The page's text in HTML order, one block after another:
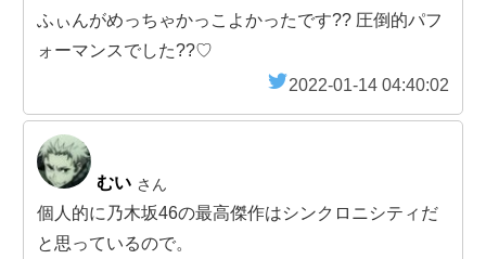
ふぃんがめっちゃかっこよかったです?? 圧倒的パフ
ォーマンスでした??♡
2022-01-14 04:40:02
むい さん
個人的に乃木坂46の最高傑作はシンクロニシティだ
と思っているので。